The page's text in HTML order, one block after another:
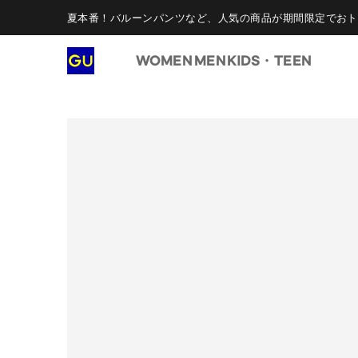
夏本番！バルーンパンツなど、人気の商品が期間限定でお
WOMEN MENKIDS・TEEN